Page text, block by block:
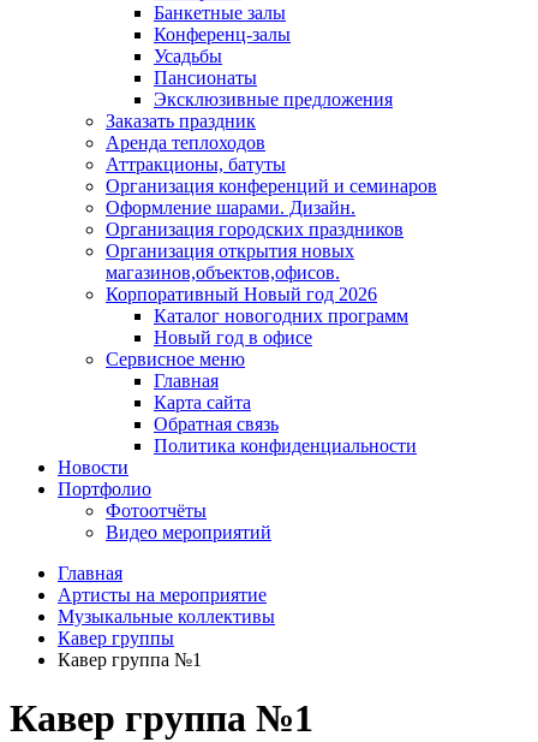
Банкетные залы
Конференц-залы
Усадьбы
Пансионаты
Эксклюзивные предложения
Заказать праздник
Аренда теплоходов
Аттракционы, батуты
Организация конференций и семинаров
Оформление шарами. Дизайн.
Организация городских праздников
Организация открытия новых
магазинов,объектов,офисов.
Корпоративный Новый год 2026
Каталог новогодних программ
Новый год в офисе
Сервисное меню
Главная
Карта сайта
Обратная связь
Политика конфиденциальности
Новости
Портфолио
Фотоотчёты
Видео мероприятий
Главная
Артисты на мероприятие
Музыкальные коллективы
Кавер группы
Кавер группа №1
Кавер группа №1